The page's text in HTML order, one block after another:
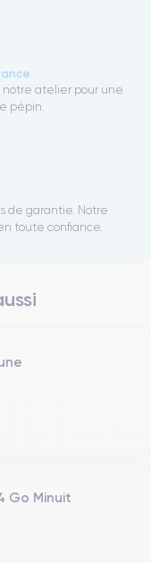
atelier pour une
pépin.
de garantie. Notre
toute confiance.
Go Minuit